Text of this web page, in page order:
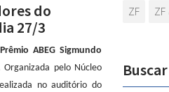
para a
em prever o
um terreno onde
a disseminação
utilizadas
do
27/3
Prêmio ABEG Sigmundo
pelo Núcleo
no auditório do
ZF